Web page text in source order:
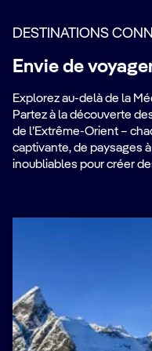
DESTINATIONS
Envie de
Explorez au-delà de la
Partez à la découverte
de l’Extrême-Orient –
captivante, de paysages
inoubliables pour créer